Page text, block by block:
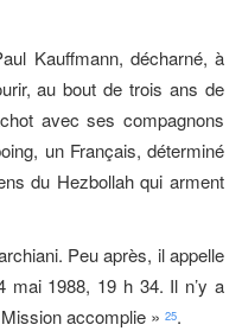
Kauffmann, décharné, à
au bout de trois ans de
avec ses compagnons
un Français, déterminé
du Hezbollah qui arment
Peu après, il appelle
mai 1988, 19 h 34. Il n’y a
accomplie » 25.